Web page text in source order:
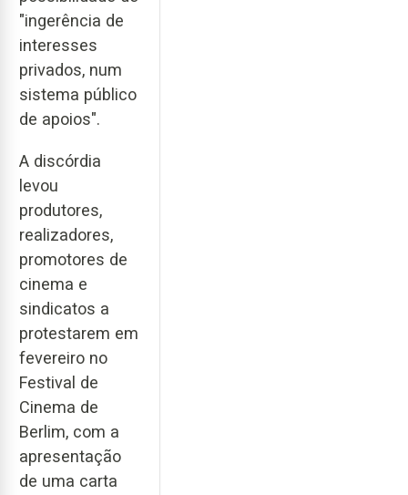
"ingerência de
interesses
privados, num
sistema público
de apoios".
A discórdia
levou
produtores,
realizadores,
promotores de
cinema e
sindicatos a
protestarem em
fevereiro no
Festival de
Cinema de
Berlim, com a
apresentação
de uma carta